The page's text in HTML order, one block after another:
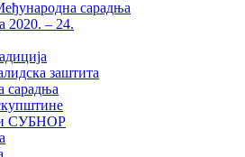
сарадња
2020. – 24.
заштита
сарадња
СУБНОР